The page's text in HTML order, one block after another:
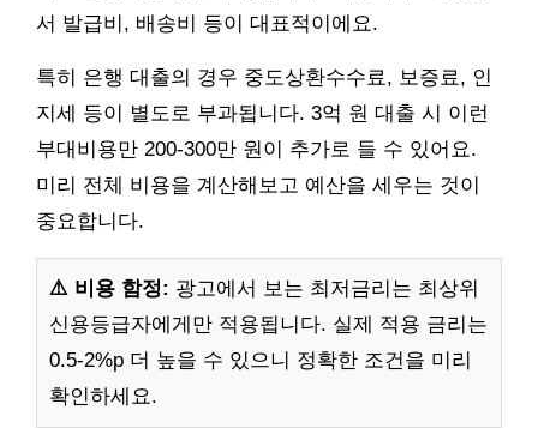
서 발급비, 배송비 등이 대표적이에요.
특히 은행 대출의 경우 중도상환수수료, 보증료, 인
지세 등이 별도로 부과됩니다. 3억 원 대출 시 이런
부대비용만 200-300만 원이 추가로 들 수 있어요.
미리 전체 비용을 계산해보고 예산을 세우는 것이
중요합니다.
⚠️ 비용 함정: 광고에서 보는 최저금리는 최상위
신용등급자에게만 적용됩니다. 실제 적용 금리는
0.5-2%p 더 높을 수 있으니 정확한 조건을 미리
확인하세요.